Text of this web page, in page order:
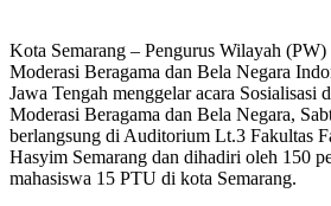
Kota Semarang – Pengurus Wilayah (PW)
Moderasi Beragama dan Bela Negara
Jawa Tengah menggelar acara Sosialisasi
Moderasi Beragama dan Bela Negara,
berlangsung di Auditorium Lt.3 Fakultas
Hasyim Semarang dan dihadiri oleh 150
mahasiswa 15 PTU di kota Semarang.